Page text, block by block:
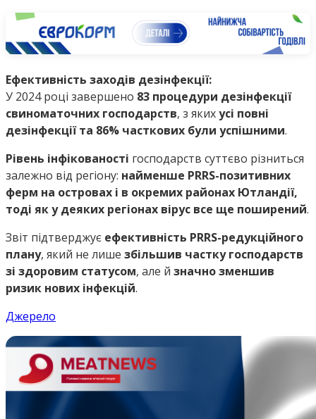
Ефективність заходів дезінфекції:
У 2024 році завершено 83 процедури дезінфекції
свиноматочних господарств, з якихусі повні
дезінфекції та 86% часткових були успішними.
Рівень інфікованості господарств суттєво різниться
залежно від регіону: найменше PRRS-позитивних
ферм на островах і в окремих районах Ютландії,
тоді як у деяких регіонах вірус все ще поширений.
Звіт підтверджує ефективність PRRS-редукційного
плану, який не лише збільшив частку господарств
зі здоровим статусом, але й значно зменшив
ризик нових інфекцій.
Джерело